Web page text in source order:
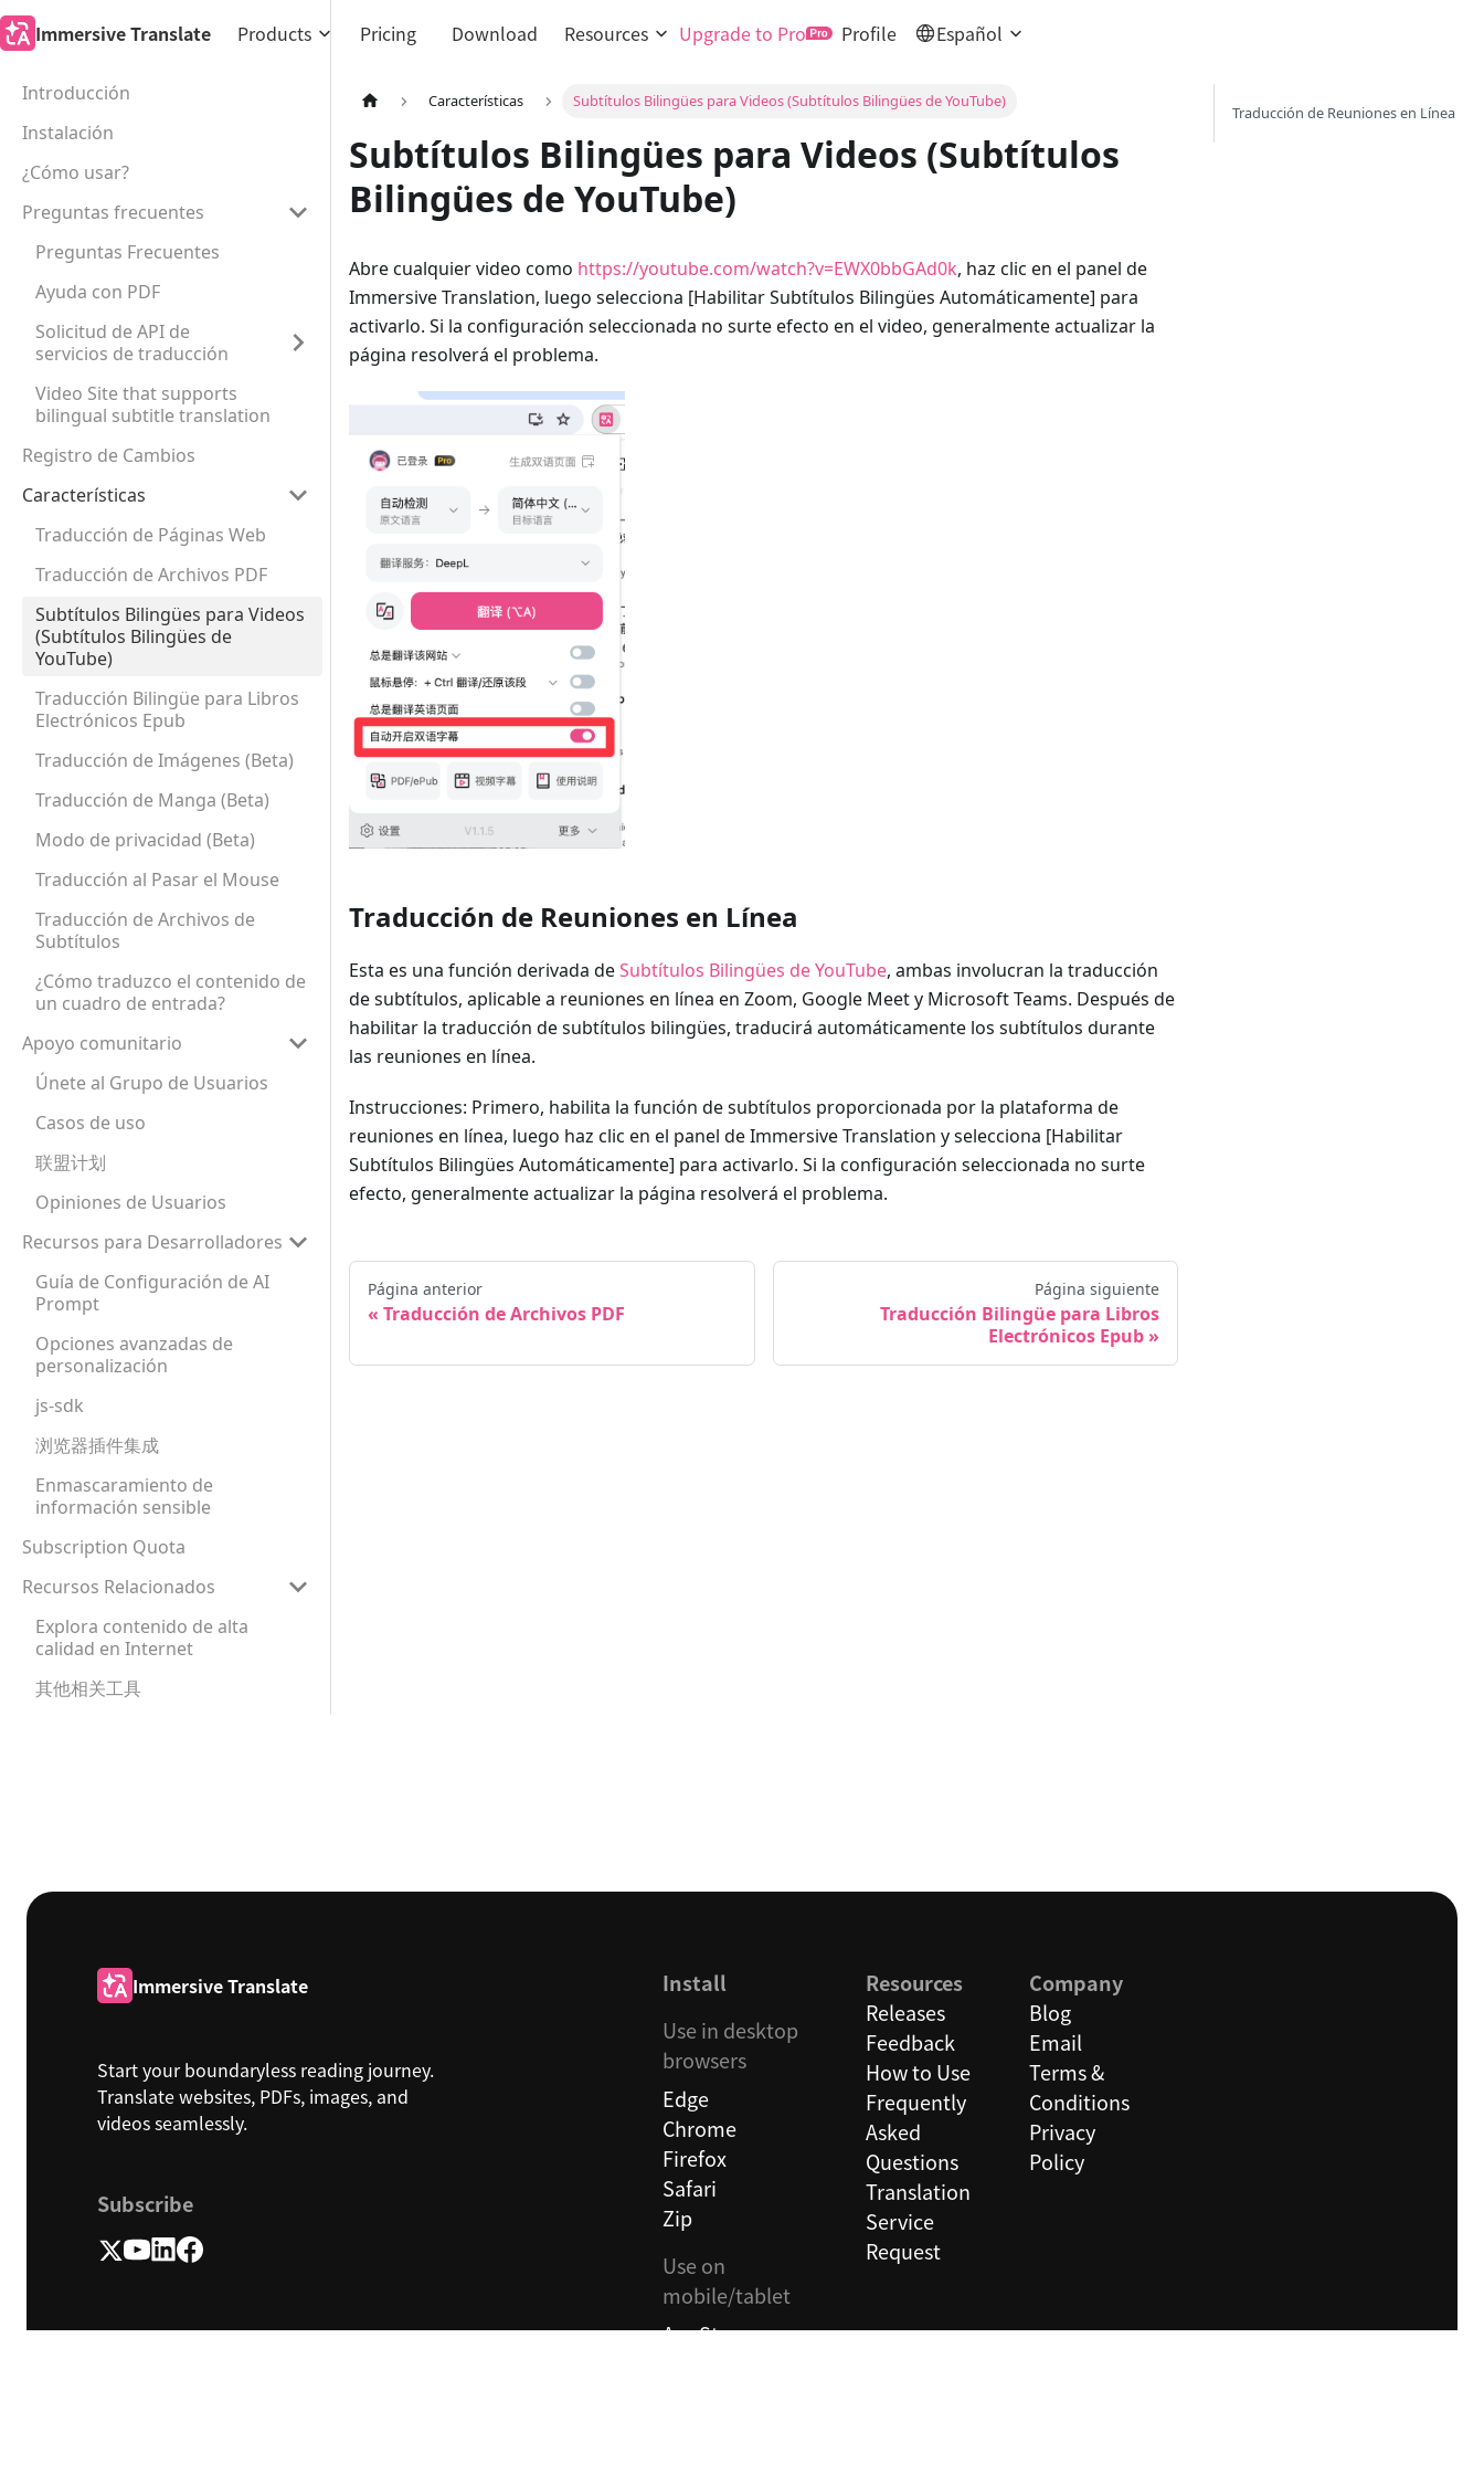
Immersive Translate Products Pricing Download Resources Upgrade to Pro Profile Español
Introducción
Instalación
¿Cómo usar?
Preguntas frecuentes
Preguntas Frecuentes
Ayuda con PDF
Solicitud de API de
servicios de traducción
Video Site that supports
bilingual subtitle translation
Registro de Cambios
Características
Traducción de Páginas Web
Traducción de Archivos PDF
Subtítulos Bilingües para Videos
(Subtítulos Bilingües de
YouTube)
Traducción Bilingüe para Libros
Electrónicos Epub
Traducción de Imágenes (Beta)
Traducción de Manga (Beta)
Modo de privacidad (Beta)
Traducción al Pasar el Mouse
Traducción de Archivos de
Subtítulos
¿Cómo traduzco el contenido de
un cuadro de entrada?
Apoyo comunitario
Únete al Grupo de Usuarios
Casos de uso
联盟计划
Opiniones de Usuarios
Recursos para Desarrolladores
Guía de Configuración de AI
Prompt
Opciones avanzadas de
personalización
js-sdk
浏览器插件集成
Enmascaramiento de
información sensible
Subscription Quota
Recursos Relacionados
Explora contenido de alta
calidad en Internet
其他相关工具
Características Subtítulos Bilingües para Videos (Subtítulos Bilingües de YouTube)
Subtítulos Bilingües para Videos (Subtítulos
Bilingües de YouTube)
Abre cualquier video como https://youtube.com/watch?v=EWX0bbGAd0k, haz clic en el panel de
Immersive Translation, luego selecciona [Habilitar Subtítulos Bilingües Automáticamente] para
activarlo. Si la configuración seleccionada no surte efecto en el video, generalmente actualizar la
página resolverá el problema.
Traducción de Reuniones en Línea
Esta es una función derivada deSubtítulos Bilingües de YouTube, ambas involucran la traducción
de subtítulos, aplicable a reuniones en línea en Zoom, Google Meet y Microsoft Teams. Después de
habilitar la traducción de subtítulos bilingües, traducirá automáticamente los subtítulos durante
las reuniones en línea.
Instrucciones: Primero, habilita la función de subtítulos proporcionada por la plataforma de
reuniones en línea, luego haz clic en el panel de Immersive Translation y selecciona [Habilitar
Subtítulos Bilingües Automáticamente] para activarlo. Si la configuración seleccionada no surte
efecto, generalmente actualizar la página resolverá el problema.
Página anterior
Traducción de Archivos PDF
Página siguiente
Traducción Bilingüe para Libros
Electrónicos Epub
Traducción de Reuniones en Línea
Immersive Translate
Start your boundaryless reading journey.
Translate websites, PDFs, images, and
videos seamlessly.
Subscribe
Install
Use in desktop
browsers
Edge
Chrome
Firefox
Safari
Zip
Use on
mobile/tablet
AppStore
Resources
Releases
Feedback
How to Use
Frequently
Asked
Questions
Translation
Service
Request
Company
Blog
Email
Terms &
Conditions
Privacy
Policy